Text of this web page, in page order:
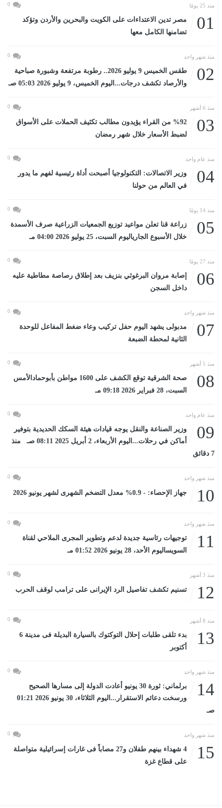
منذ 25 يومًا 0
01
مصر تدين الاعتداءات على الكويت والبحرين والأردن وتؤكد
تضامنها الكامل معها
منذ شهر واحد 0
02
طقس الخميس 9 يوليو 2026.. رطوبة مرتفعة وشبورة صباحية
والأرصاد تكشف درجات...اليوم الخميس، 9 يوليو 2026 05:03 صـ
منذ 6 أشهر 0
03
%92 من القراء يؤيدون مطالب تكثيف الحملات على الأسواق
لضبط الأسعار خلال شهر رمضان
منذ عام واحد 0
04
وزير الاتصالات: التكنولوجيا أصبحت أداة رئيسية لفهم ما يدور
في العالم من حولنا
منذ 14 يومًا 0
05
زراعة قنا تعلن مواعيد توزيع الجمعيات الزراعية صرف الأسمدة
خلال الأسبوع الجارياليوم السبت، 25 يوليو 2026 04:00 مـ
منذ 27 يومًا 0
06
إصابة مروان البرغوثي بنزيف بعد إطلاق رصاصة مطاطية عليه
داخل السجن
منذ شهر واحد 0
07
مدبولى يشهد اليوم حفل تركيب وعاء ضغط المفاعل للوحدة
الثانية لمحطة الضبعة
منذ 5 أشهر 0
08
صحة الشرقية توقع الكشف على 1600 مواطن بأبوحمادالأمس
السبت، 28 فبراير 2026 09:18 مـ
منذ عام واحد 0
09
وزير الصناعة والنقل يوجه قيادات هيئة السكك الحديدية بتوفير
أماكن في رحلات...اليوم الأربعاء، 2 أبريل 2025 08:11 صـ منذ
7 دقائق
منذ شهر واحد 0
10 جهاز الإحصاء: - 0.9% معدل التضخم الشهرى لشهر يونيو 2026
منذ شهر واحد 0
11
توجيهات رئاسية جديدة لدعم وتطوير المجرى الملاحي لقناة
السويساليوم الأحد، 28 يونيو 2026 01:52 مـ
منذ 3 أشهر 0
12 تسنيم تكشف تفاصيل الرد الإيرانى على ترامب لوقف الحرب
منذ 8 أشهر 0
13
بدء تلقى طلبات إحلال التوكتوك بالسيارة البديلة فى مدينة 6
أكتوبر
منذ شهر واحد 0
14
برلماني: ثورة 30 يونيو أعادت الدولة إلى مسارها الصحيح
ورسخت دعائم الاستقرار...اليوم الثلاثاء، 30 يونيو 2026 01:21
صـ
منذ شهر واحد 0
15
4 شهداء بينهم طفلان و27 مصاباً فى غارات إسرائيلية متواصلة
على قطاع غزة